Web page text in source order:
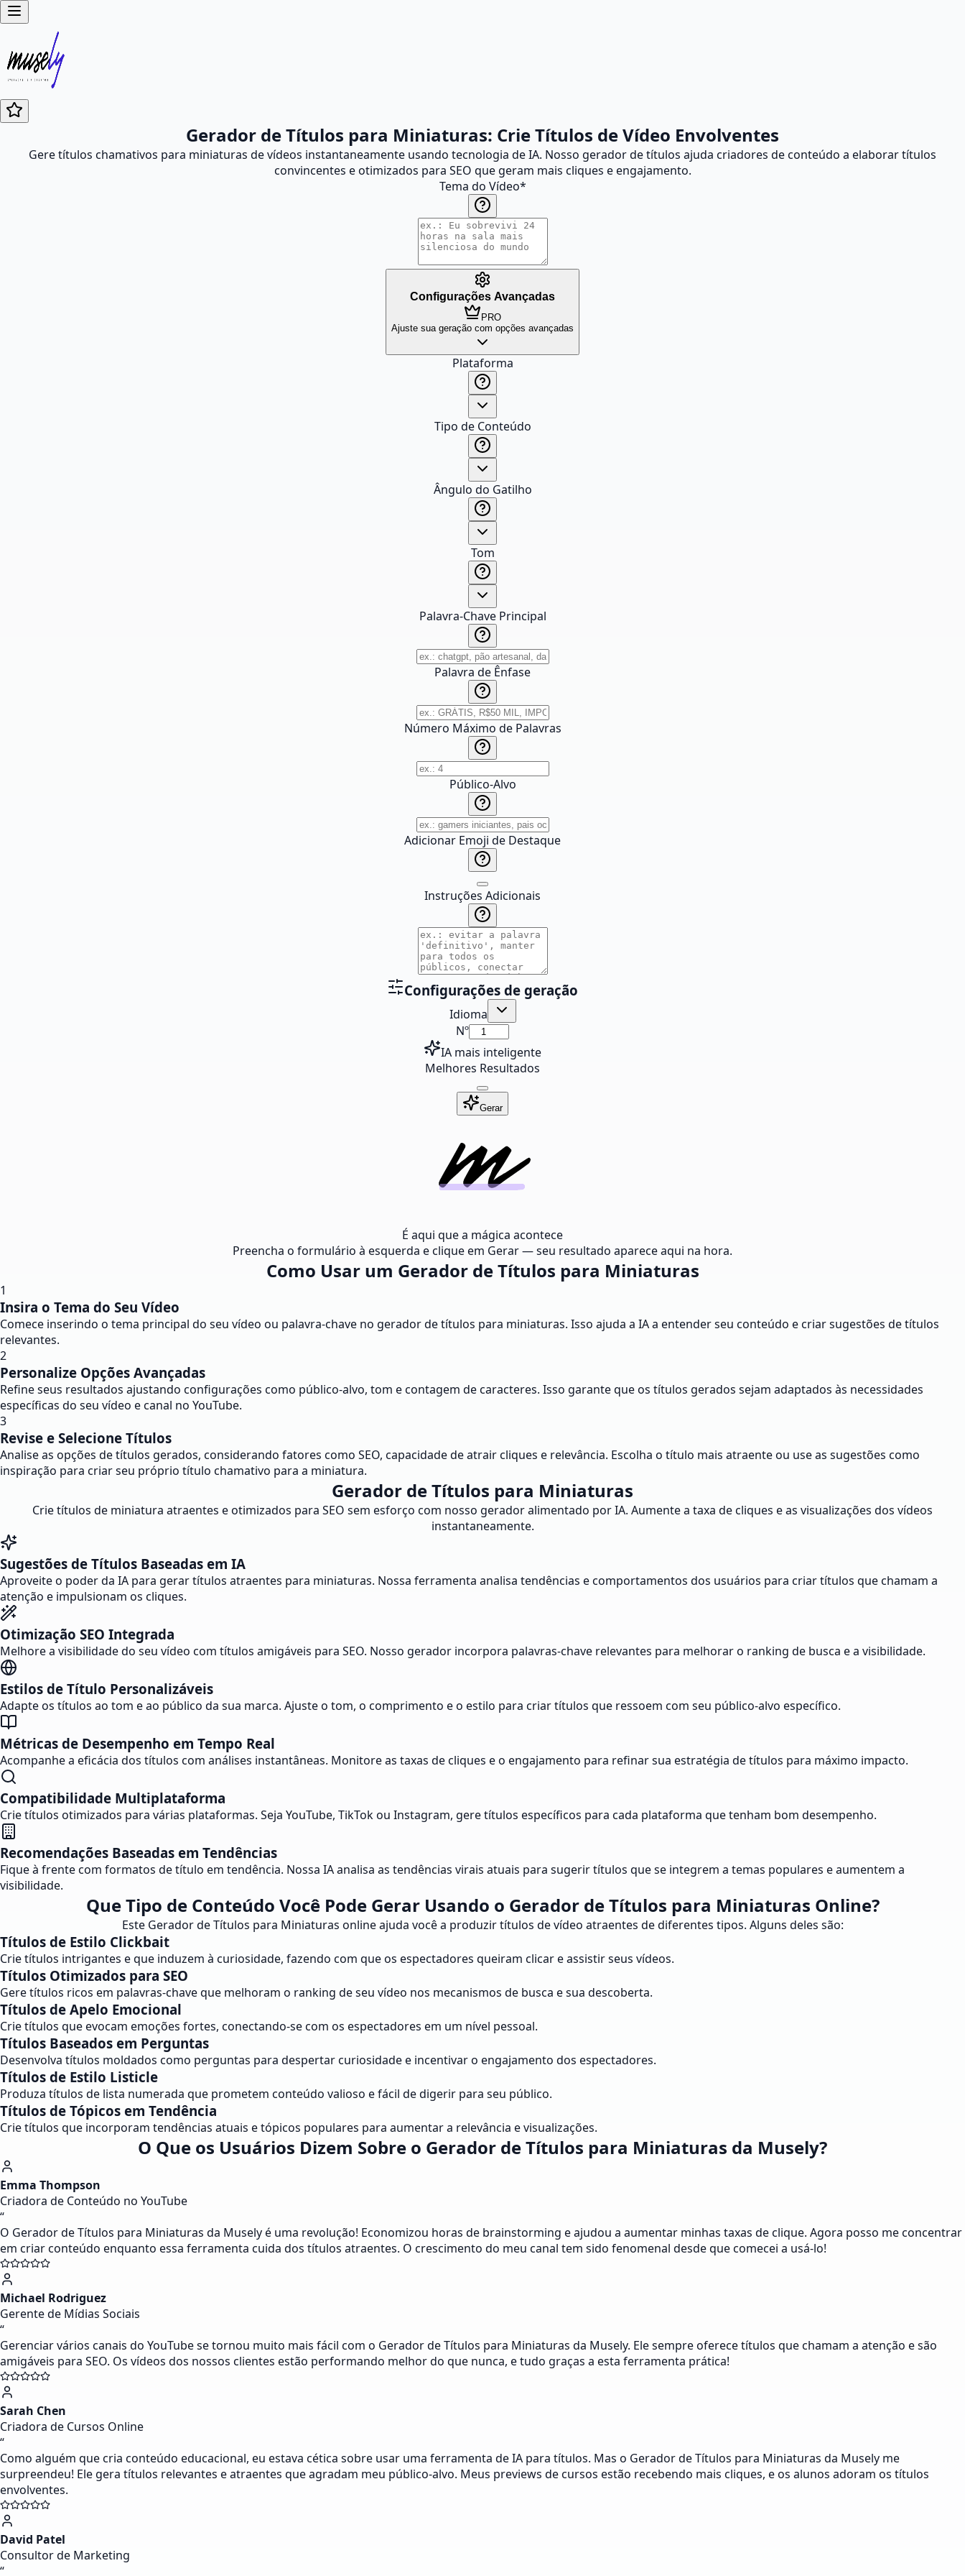
Gerador de Títulos para Miniaturas: Crie Títulos de Vídeo Envolventes
Gere títulos chamativos para miniaturas de vídeos instantaneamente usando tecnologia de IA. Nosso gerador de títulos ajuda criadores de conteúdo a elaborar títulos
convincentes e otimizados para SEO que geram mais cliques e engajamento.
Tema do Vídeo*
Configurações Avançadas
PRO
Ajuste sua geração com opções avançadas
Plataforma
Tipo de Conteúdo
Ângulo do Gatilho
Tom
Palavra-Chave Principal
Palavra de Ênfase
Número Máximo de Palavras
Público-Alvo
Adicionar Emoji de Destaque
Instruções Adicionais
Configurações de geração
Idioma
Nº
IA mais inteligente
Melhores Resultados
Gerar
É aqui que a mágica acontece
Preencha o formulário à esquerda e clique em Gerar — seu resultado aparece aqui na hora.
Como Usar um Gerador de Títulos para Miniaturas
1
Insira o Tema do Seu Vídeo
Comece inserindo o tema principal do seu vídeo ou palavra-chave no gerador de títulos para miniaturas. Isso ajuda a IA a entender seu conteúdo e criar sugestões de títulos
relevantes.
2
Personalize Opções Avançadas
Refine seus resultados ajustando configurações como público-alvo, tom e contagem de caracteres. Isso garante que os títulos gerados sejam adaptados às necessidades
específicas do seu vídeo e canal no YouTube.
3
Revise e Selecione Títulos
Analise as opções de títulos gerados, considerando fatores como SEO, capacidade de atrair cliques e relevância. Escolha o título mais atraente ou use as sugestões como
inspiração para criar seu próprio título chamativo para a miniatura.
Gerador de Títulos para Miniaturas
Crie títulos de miniatura atraentes e otimizados para SEO sem esforço com nosso gerador alimentado por IA. Aumente a taxa de cliques e as visualizações dos vídeos
instantaneamente.
Sugestões de Títulos Baseadas em IA
Aproveite o poder da IA para gerar títulos atraentes para miniaturas. Nossa ferramenta analisa tendências e comportamentos dos usuários para criar títulos que chamam a
atenção e impulsionam os cliques.
Otimização SEO Integrada
Melhore a visibilidade do seu vídeo com títulos amigáveis para SEO. Nosso gerador incorpora palavras-chave relevantes para melhorar o ranking de busca e a visibilidade.
Estilos de Título Personalizáveis
Adapte os títulos ao tom e ao público da sua marca. Ajuste o tom, o comprimento e o estilo para criar títulos que ressoem com seu público-alvo específico.
Métricas de Desempenho em Tempo Real
Acompanhe a eficácia dos títulos com análises instantâneas. Monitore as taxas de cliques e o engajamento para refinar sua estratégia de títulos para máximo impacto.
Compatibilidade Multiplataforma
Crie títulos otimizados para várias plataformas. Seja YouTube, TikTok ou Instagram, gere títulos específicos para cada plataforma que tenham bom desempenho.
Recomendações Baseadas em Tendências
Fique à frente com formatos de título em tendência. Nossa IA analisa as tendências virais atuais para sugerir títulos que se integrem a temas populares e aumentem a
visibilidade.
Que Tipo de Conteúdo Você Pode Gerar Usando o Gerador de Títulos para Miniaturas Online?
Este Gerador de Títulos para Miniaturas online ajuda você a produzir títulos de vídeo atraentes de diferentes tipos. Alguns deles são:
Títulos de Estilo Clickbait
Crie títulos intrigantes e que induzem à curiosidade, fazendo com que os espectadores queiram clicar e assistir seus vídeos.
Títulos Otimizados para SEO
Gere títulos ricos em palavras-chave que melhoram o ranking de seu vídeo nos mecanismos de busca e sua descoberta.
Títulos de Apelo Emocional
Crie títulos que evocam emoções fortes, conectando-se com os espectadores em um nível pessoal.
Títulos Baseados em Perguntas
Desenvolva títulos moldados como perguntas para despertar curiosidade e incentivar o engajamento dos espectadores.
Títulos de Estilo Listicle
Produza títulos de lista numerada que prometem conteúdo valioso e fácil de digerir para seu público.
Títulos de Tópicos em Tendência
Crie títulos que incorporam tendências atuais e tópicos populares para aumentar a relevância e visualizações.
O Que os Usuários Dizem Sobre o Gerador de Títulos para Miniaturas da Musely?
Emma Thompson
Criadora de Conteúdo no YouTube
“
O Gerador de Títulos para Miniaturas da Musely é uma revolução! Economizou horas de brainstorming e ajudou a aumentar minhas taxas de clique. Agora posso me concentrar
em criar conteúdo enquanto essa ferramenta cuida dos títulos atraentes. O crescimento do meu canal tem sido fenomenal desde que comecei a usá-lo!
Michael Rodriguez
Gerente de Mídias Sociais
“
Gerenciar vários canais do YouTube se tornou muito mais fácil com o Gerador de Títulos para Miniaturas da Musely. Ele sempre oferece títulos que chamam a atenção e são
amigáveis para SEO. Os vídeos dos nossos clientes estão performando melhor do que nunca, e tudo graças a esta ferramenta prática!
Sarah Chen
Criadora de Cursos Online
“
Como alguém que cria conteúdo educacional, eu estava cética sobre usar uma ferramenta de IA para títulos. Mas o Gerador de Títulos para Miniaturas da Musely me
surpreendeu! Ele gera títulos relevantes e atraentes que agradam meu público-alvo. Meus previews de cursos estão recebendo mais cliques, e os alunos adoram os títulos
envolventes.
David Patel
Consultor de Marketing
“